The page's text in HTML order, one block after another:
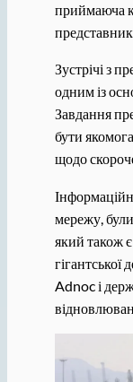
приймаюча
Зустрічі з
одним із
Завдання
бути
щодо
мережу,
який також
Adnoc і